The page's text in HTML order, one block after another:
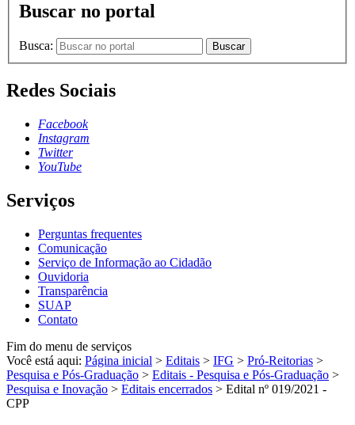
Buscar no portal
Busca: Buscar
Redes Sociais
Facebook
Instagram
Twitter
YouTube
Serviços
Perguntas frequentes
Comunicação
Serviço de Informação ao Cidadão
Ouvidoria
Transparência
SUAP
Contato
Fim do menu de serviços
Você está aqui: Página inicial > Editais > IFG > Pró-Reitorias >
Pesquisa e Pós-Graduação > Editais - Pesquisa e Pós-Graduação >
Pesquisa e Inovação > Editais encerrados > Edital nº 019/2021 -
CPP